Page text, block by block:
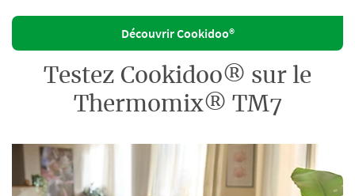
Découvrir Cookidoo®
Testez Cookidoo® sur le
Thermomix® TM7